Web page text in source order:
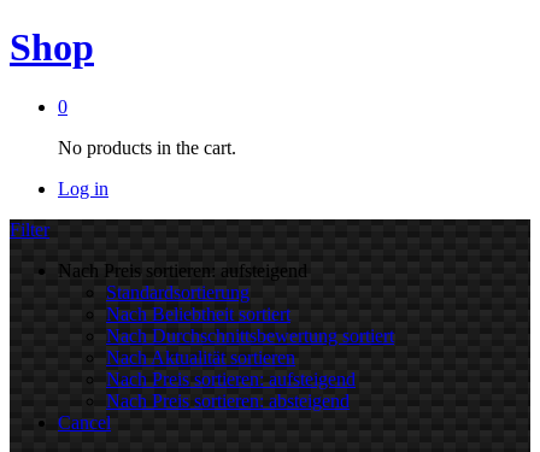
Shop
0
No products in the cart.
Log in
Filter
Nach Preis sortieren: aufsteigend
Standardsortierung
Nach Beliebtheit sortiert
Nach Durchschnittsbewertung sortiert
Nach Aktualität sortieren
Nach Preis sortieren: aufsteigend
Nach Preis sortieren: absteigend
Cancel